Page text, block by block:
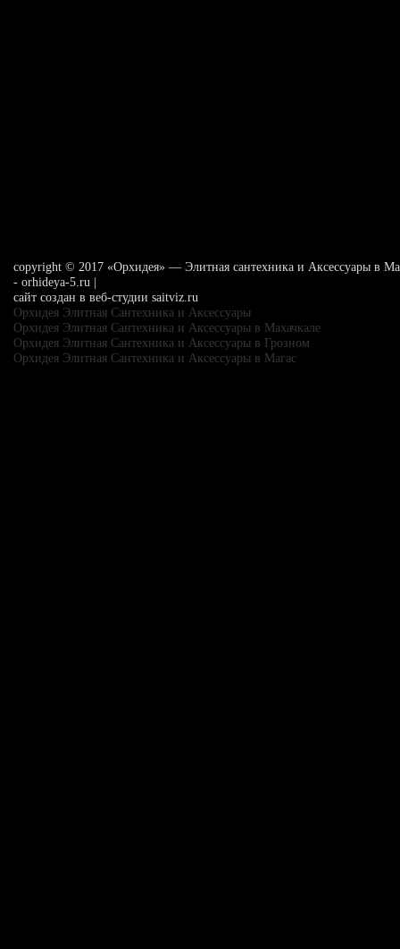
сopyright © 2017 «Орхидея» — Элитная сантехника и Аксессуары в
- orhideya-5.ru |
сайт создан в веб-студии saitviz.ru
Орхидея Элитная Сантехника и Аксессуары
Орхидея Элитная Сантехника и Аксессуары в Махачкале
Орхидея Элитная Сантехника и Аксессуары в Грозном
Орхидея Элитная Сантехника и Аксессуары в Магас